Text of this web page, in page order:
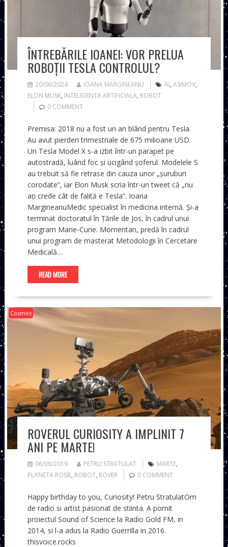
ÎNTREBĂRILE IOANEI: VOR PRELUA
ROBOȚII TESLA CONTROLUL?
20/06/2024 IOANA MARGINEANU AI, ASIMOV,
ELON MUSK, INTELIGENTA ARTIFICIALA, ROBOT
0 COMMENT
Premisa: 2018 nu a fost un an blând pentru Tesla.
Au avut pierderi trimestriale de 675 milioane USD.
Un Tesla Model X s-a izbit într-un parapet pe
autostradă, luând foc și ucigând șoferul. Modelele S
au trebuit să fie retrase din cauza unor „șuruburi
corodate”, iar Elon Musk scria într-un tweet că „nu
ați crede cât de falită e Tesla”. Ioana
MargineanuMedic specialist în medicina internă. Și-a
terminat doctoratul în Țările de Jos, în cadrul unui
program Marie-Curie. Momentan, predă în cadrul
unui program de masterat Metodologii în Cercetare
Medicală…
READ MORE
Cosmos
ROVERUL CURIOSITY A IMPLINIT 7
ANI PE MARTE!
06/08/2019 PETRU STRATULAT MARTE,
PLANETA ROSIE, ROBOT, ROVER 0 COMMENT
Happy birthday to you, Curiosity! Petru StratulatOm
de radio si artist pasionat de stiinta. A pornit
proiectul Sound of Science la Radio Gold FM, in
2014, si l-a adus la Radio Guerrilla in 2016.
thisvoice.rocks